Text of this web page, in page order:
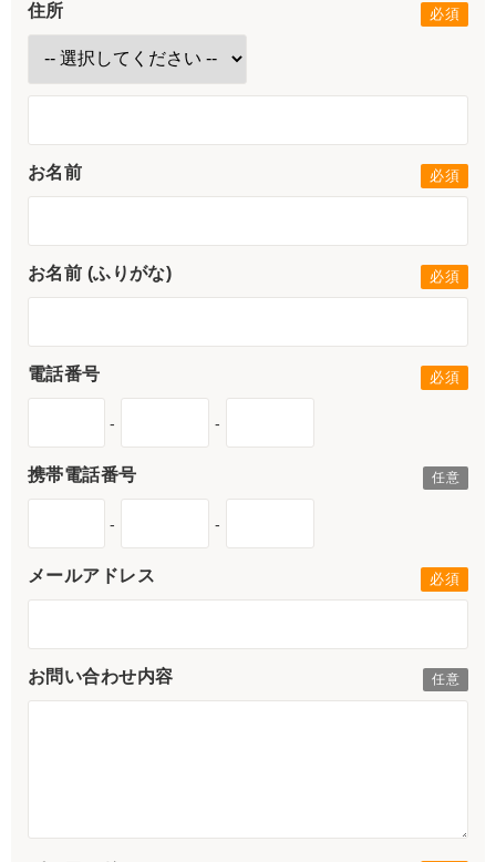
住所
お名前
お名前 (ふりがな)
電話番号
- -
携帯電話番号
- -
メールアドレス
お問い合わせ内容